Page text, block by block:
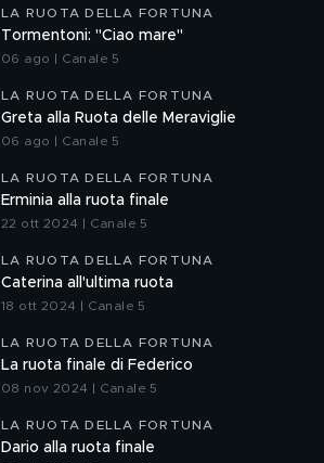
LA RUOTA DELLA FORTUNA
Tormentoni: "Ciao mare"
06 ago | Canale 5
LA RUOTA DELLA FORTUNA
Greta alla Ruota delle Meraviglie
06 ago | Canale 5
LA RUOTA DELLA FORTUNA
Erminia alla ruota finale
22 ott 2024 | Canale 5
LA RUOTA DELLA FORTUNA
Caterina all'ultima ruota
18 ott 2024 | Canale 5
LA RUOTA DELLA FORTUNA
La ruota finale di Federico
08 nov 2024 | Canale 5
LA RUOTA DELLA FORTUNA
Dario alla ruota finale